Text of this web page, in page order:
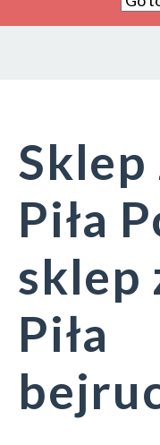
Sklep
Piła
sklep
Piła